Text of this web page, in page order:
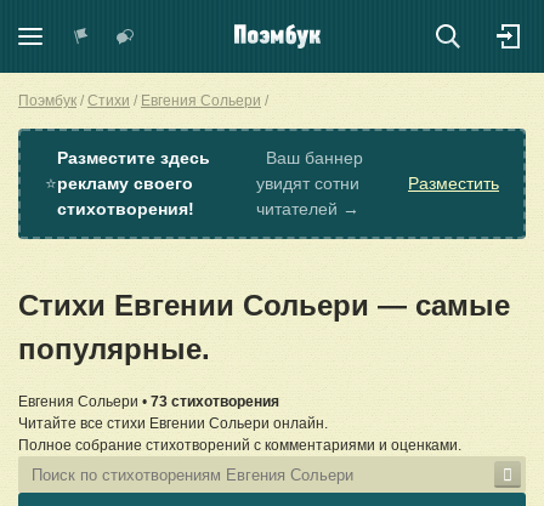
Поэмбук Стихи Евгения Сольери
⭐
Разместите здесь
рекламу своего
стихотворения!
Ваш баннер
увидят сотни
читателей →
Разместить
Стихи Евгении Сольери — самые
популярные.
Евгения Сольери • 73 стихотворения
Читайте все стихи Евгении Сольери онлайн.
Полное собрание стихотворений с комментариями и оценками.